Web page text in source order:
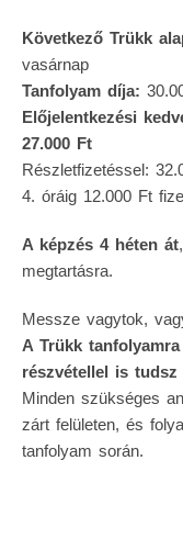
Következő Trükk
vasárnap
Tanfolyam díja:
Előjelentkezési
27.000 Ft
Részletfizetéssel:
4. óráig 12.000 Ft
A képzés 4 héten át
megtartásra.
Messze vagytok,
A Trükk
részvétellel is tudsz
Minden szükséges
zárt felületen, és
tanfolyam során.